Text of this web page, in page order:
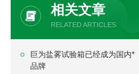
相关文章
RELATED ARTICLES
巨为盐雾试验箱已经成为国内*
品牌